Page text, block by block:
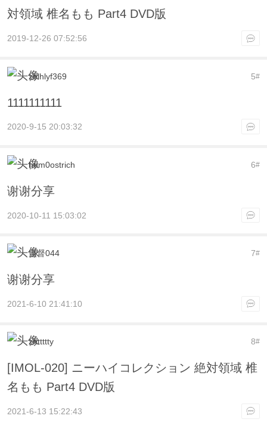
対領域 椎名もも Part4 DVD版
2019-12-26 07:52:56
5#
zblhlyf369
1111111111
2020-9-15 20:03:32
6#
hum0ostrich
谢谢分享
2020-10-11 15:03:02
7#
监督044
谢谢分享
2021-6-10 21:41:10
8#
zhttttty
[IMOL-020] ニーハイコレクション 絶対領域 椎
名もも Part4 DVD版
2021-6-13 15:22:43